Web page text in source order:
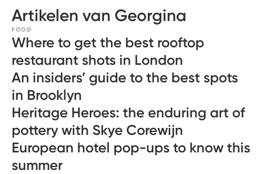
Artikelen van Georgina
FOOD
Where to get the best rooftop
restaurant shots in London
An insiders’ guide to the best spots
in Brooklyn
Heritage Heroes: the enduring art of
pottery with Skye Corewijn
European hotel pop-ups to know this
summer